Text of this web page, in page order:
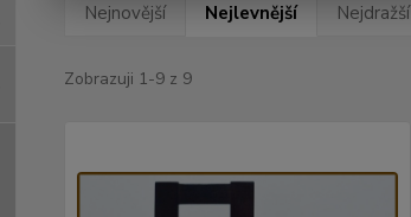
Nejnovější Nejlevnější Nejdražší
Zobrazuji 1-9 z 9